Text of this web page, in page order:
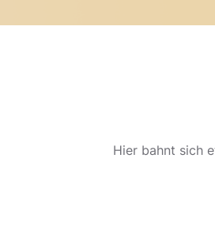
Hier bahnt sich